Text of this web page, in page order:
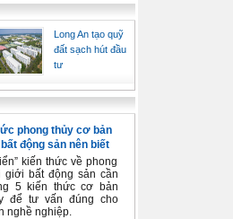
Long An tạo quỹ
đất sạch hút đầu
tư
phong thủy cơ bản
động sản nên biết
kiến thức về phong
giới bất động sản cần
5 kiến thức cơ bản
để tư vấn đúng cho
nghề nghiệp.